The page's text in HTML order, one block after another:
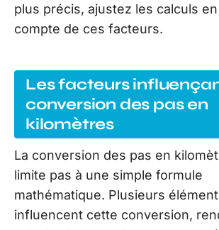
plus précis, ajustez les calculs
compte de ces facteurs.
Les facteurs
conversion des pas en
kilomètres
La conversion des pas en
limite pas à une simple formule
mathématique. Plusieurs
influencent cette conversion,